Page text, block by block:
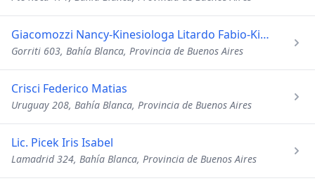
Giacomozzi Nancy-Kinesiologa Litardo Fabio-Kinesiologo
Gorriti 603, Bahía Blanca, Provincia de Buenos Aires
Crisci Federico Matias
Uruguay 208, Bahía Blanca, Provincia de Buenos Aires
Lic. Picek Iris Isabel
Lamadrid 324, Bahía Blanca, Provincia de Buenos Aires